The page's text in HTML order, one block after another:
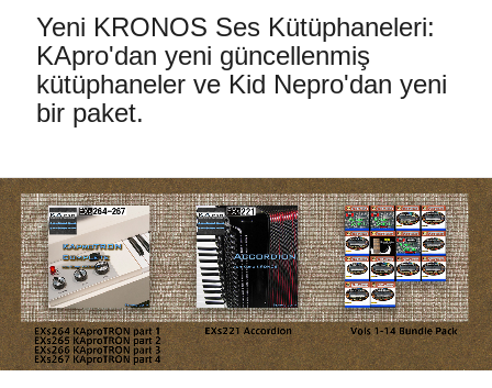
Özellikler
Etkinlikler
Mağaza Bulucu
Haberler
Konum
Yeni KRONOS Ses Kütüphaneleri:
KApro'dan yeni güncellenmiş
kütüphaneler ve Kid Nepro'dan yeni
bir paket.